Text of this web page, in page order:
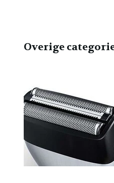
Overige